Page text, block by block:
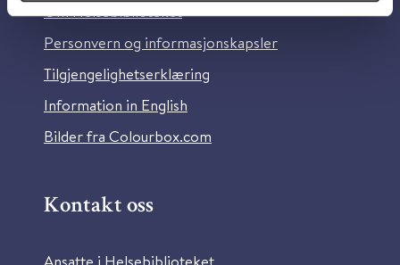
Om Helsebiblioteket
Personvern og informasjonskapsler
Tilgjengelighetserklæring
Information in English
Bilder fra Colourbox.com
Kontakt oss